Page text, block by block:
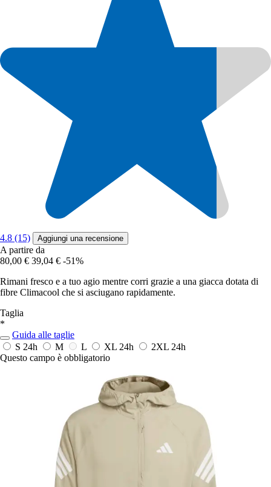
4.8 (15) Aggiungi una recensione
A partire da
80,00 € 39,04 € -51%
Rimani fresco e a tuo agio mentre corri grazie a una giacca dotata di
fibre Climacool che si asciugano rapidamente.
Taglia
*
Guida alle taglie
S 24h M L XL 24h 2XL 24h
Questo campo è obbligatorio